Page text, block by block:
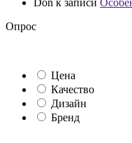
Don к записи
Опрос
Цена
Качество
Дизайн
Бренд